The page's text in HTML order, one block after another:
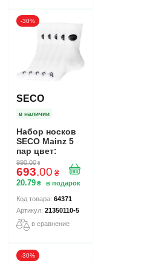
-30%
SECO
в наличии
Набор носков
SECO Mainz 5
пар цвет:
белый
990.00 ₴
693.00 ₴
20.79 ₴
64371
21350110-5
в сравнение
-30%